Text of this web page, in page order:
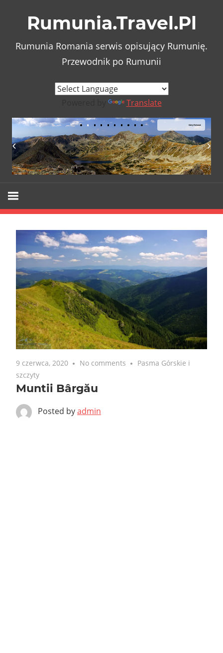
Rumunia.Travel.Pl
Rumunia Romania serwis opisujący Rumunię.
Przewodnik po Rumunii
Translate
Góry Retezat
9 czerwca, 2020 No comments
Pasma Górskie i
szczyty
Muntii Bârgău
Posted byadmin